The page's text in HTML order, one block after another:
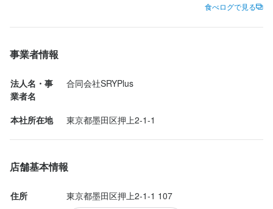
2000円弱のコースでサラダ、スープ、メイン料理(お肉かお魚)、
食べログで見る
事業者情報
法人名・事
業者名
合同会社SRYPlus
本社所在地 東京都墨田区押上2-1-1
店舗基本情報
住所 東京都墨田区押上2-1-1 107
店名
SRY+ IZAKAYA French Italian Creation とうきょうスカイツリー駅
前店
035-637-8584